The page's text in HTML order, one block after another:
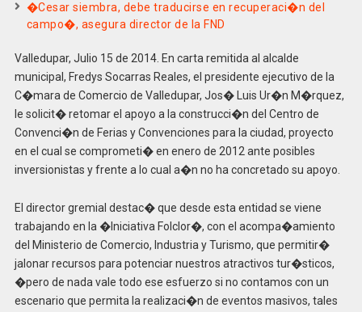
�Cesar siembra, debe traducirse en recuperaci�n del
campo�, asegura director de la FND
Valledupar, Julio 15 de 2014. En carta remitida al alcalde
municipal, Fredys Socarras Reales, el presidente ejecutivo de la
C�mara de Comercio de Valledupar, Jos� Luis Ur�n M�rquez,
le solicit� retomar el apoyo a la construcci�n del Centro de
Convenci�n de Ferias y Convenciones para la ciudad, proyecto
en el cual se comprometi� en enero de 2012 ante posibles
inversionistas y frente a lo cual a�n no ha concretado su apoyo.
El director gremial destac� que desde esta entidad se viene
trabajando en la �Iniciativa Folclor�, con el acompa�amiento
del Ministerio de Comercio, Industria y Turismo, que permitir�
jalonar recursos para potenciar nuestros atractivos tur�sticos,
�pero de nada vale todo ese esfuerzo si no contamos con un
escenario que permita la realizaci�n de eventos masivos, tales